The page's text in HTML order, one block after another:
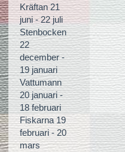
Kräftan 21
juni - 22 juli
Stenbocken
22
december -
19 januari
Vattumann
20 januari -
18 februari
Fiskarna 19
februari - 20
mars